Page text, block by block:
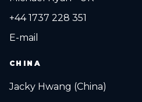
+44 1737 228 351
E-mail
CHINA
Jacky Hwang (China)